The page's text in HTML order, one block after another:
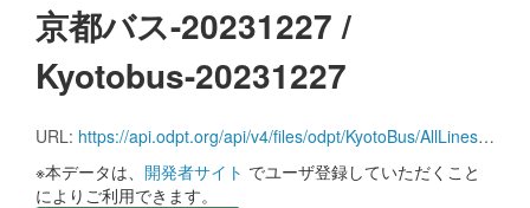
京都バス-20231227 /
Kyotobus-20231227
URL: https://api.odpt.org/api/v4/files/odpt/KyotoBus/AllLines.zip?date=20231227&acl:consumerKey=[アクセストークン/YOUR_ACCESS_TOKEN]
※本データは、 開発者サイト でユーザ登録していただくこと
によりご利用できます。